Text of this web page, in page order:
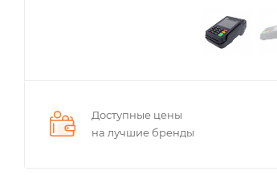
Доступные цены
на лучшие бренды